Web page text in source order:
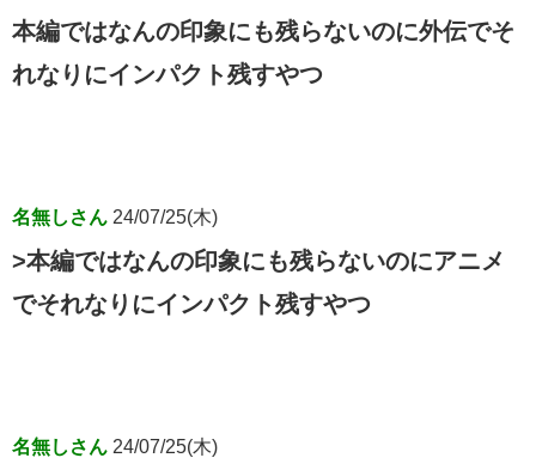
本編ではなんの印象にも残らないのに外伝でそ
れなりにインパクト残すやつ
名無しさん 24/07/25(木)
>本編ではなんの印象にも残らないのにアニメ
でそれなりにインパクト残すやつ
名無しさん 24/07/25(木)